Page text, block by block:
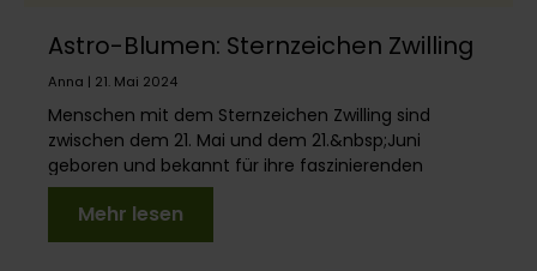
Astro-Blumen: Sternzeichen Zwilling
Anna | 21. Mai 2024
Menschen mit dem Sternzeichen Zwilling sind
zwischen dem 21. Mai und dem 21.&nbsp;Juni
geboren und bekannt für ihre faszinierenden
Eigenschaften und i...
Mehr lesen